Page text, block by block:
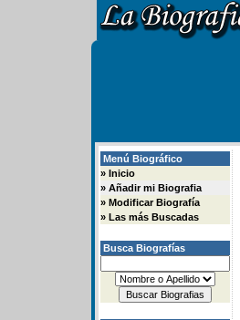
Menú Biográfico
» Inicio
» Añadir mi Biografia
» Modificar Biografía
» Las más Buscadas
Busca Biografías